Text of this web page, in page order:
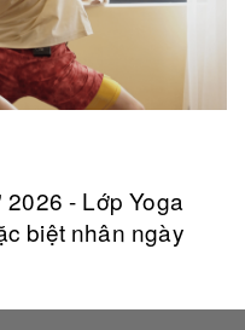
- Lớp Yoga
biệt nhân ngày